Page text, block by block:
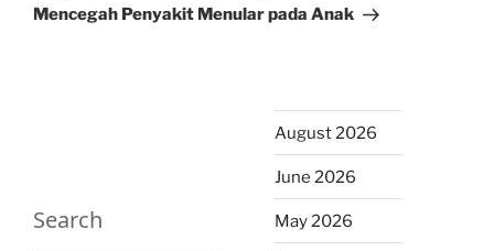
Mencegah Penyakit Menular pada Anak
Search
August 2026
June 2026
May 2026